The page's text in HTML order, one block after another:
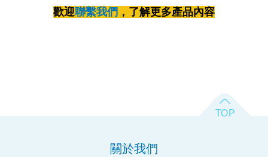
歡迎聯繫我們 ，了解更多產品內容
關於我們